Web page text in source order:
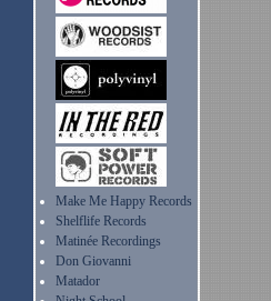
Make Me Happy Records
Shelflife Records
Matinée Recordings
Don Giovanni
Matador